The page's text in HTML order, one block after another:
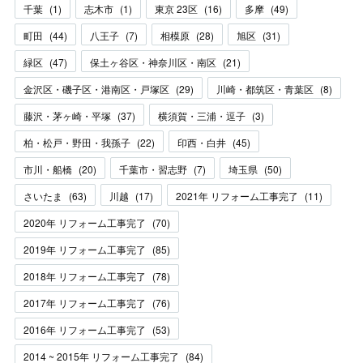
千葉 (1) 志木市 (1) 東京 23区 (16) 多摩 (49)
町田 (44) 八王子 (7) 相模原 (28) 旭区 (31)
緑区 (47) 保土ヶ谷区・神奈川区・南区 (21)
金沢区・磯子区・港南区・戸塚区 (29) 川崎・都筑区・青葉区 (8)
藤沢・茅ヶ崎・平塚 (37) 横須賀・三浦・逗子 (3)
柏・松戸・野田・我孫子 (22) 印西・白井 (45)
市川・船橋 (20) 千葉市・習志野 (7) 埼玉県 (50)
さいたま
(63) 川越 (17) 2021年 リフォーム工事完了 (11)
2020年 リフォーム工事完了
(70)
2019年 リフォーム工事完了
(85)
2018年 リフォーム工事完了
(78)
2017年 リフォーム工事完了
(76)
2016年 リフォーム工事完了
(53)
2014 ~ 2015年 リフォーム工事完了
(84)